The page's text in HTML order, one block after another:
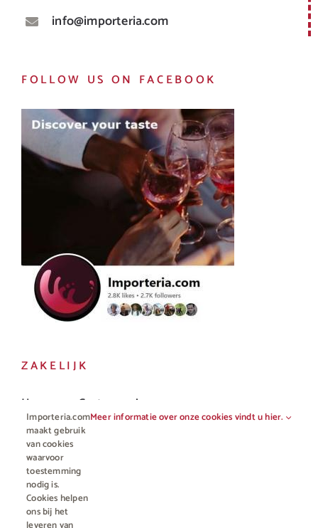
info@importeria.com
FOLLOW US ON FACEBOOK
ZAKELIJK
Horeca en Gastronomie
Vakhandel
Importeria.com
maakt gebruik
van cookies
waarvoor
toestemming
nodig is.
Cookies helpen
ons bij het
Meer informatie over onze cookies vindt u hier.